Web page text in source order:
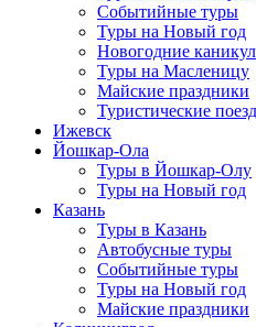
Событийные туры
Туры на Новый год
Новогодние
Туры на Масленицу
Майские праздники
Туристические
Ижевск
Йошкар-Ола
Туры в Йошкар-Олу
Туры на Новый год
Казань
Туры в Казань
Автобусные туры
Событийные туры
Туры на Новый год
Майские праздники